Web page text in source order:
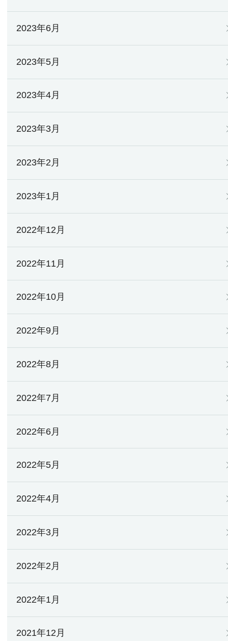
2023年6月
2023年5月
2023年4月
2023年3月
2023年2月
2023年1月
2022年12月
2022年11月
2022年10月
2022年9月
2022年8月
2022年7月
2022年6月
2022年5月
2022年4月
2022年3月
2022年2月
2022年1月
2021年12月